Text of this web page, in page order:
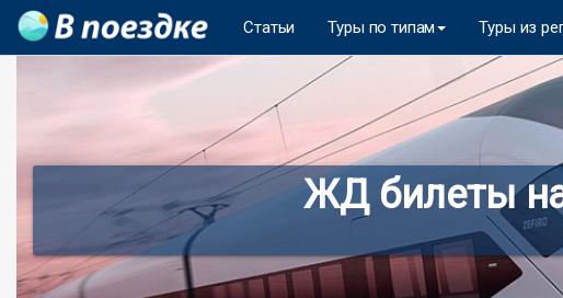
Статьи Туры по типам Туры из
ЖД билеты